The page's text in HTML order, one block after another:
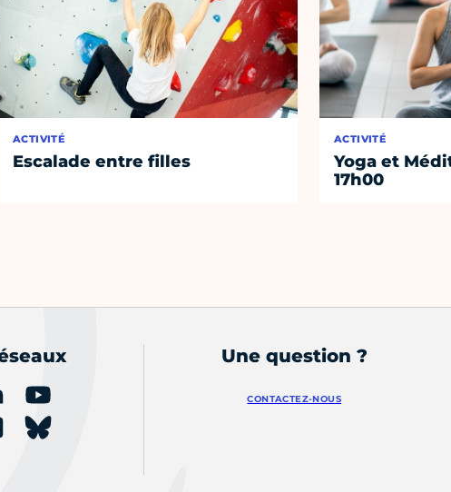
ACTIVITÉ
Escalade entre filles
ACTIVITÉ
Yoga et
17h00
Une question ?
CONTACTEZ-NOUS